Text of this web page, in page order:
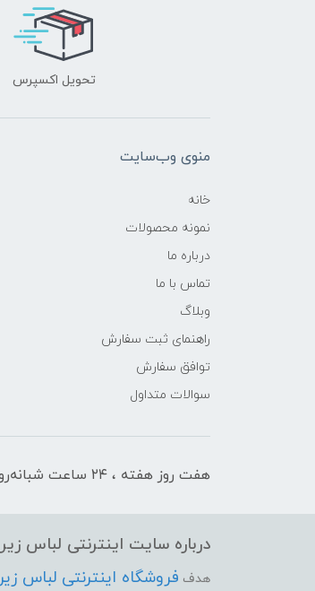
تحویل اکسپرس
منوی وب‌سایت
خانه
نمونه محصولات
درباره ما
تماس با ما
وبلاگ
راهنمای ثبت سفارش
توافق سفارش
سوالات متداول
هفت روز هفته ، ۲۴ ساعت شبانه‌روز پاسخگوی شما هستیم
درباره سایت اینترنتی لباس
هدف فروشگاه اینترنتی لباس